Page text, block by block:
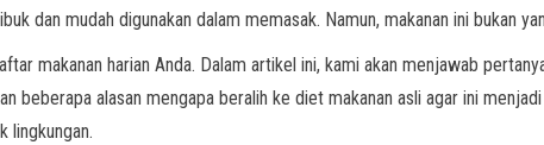
dan mudah digunakan dalam memasak. Namun, makanan ini bukan
makanan harian Anda. Dalam artikel ini, kami akan menjawab
beberapa alasan mengapa beralih ke diet makanan asli agar ini
lingkungan.